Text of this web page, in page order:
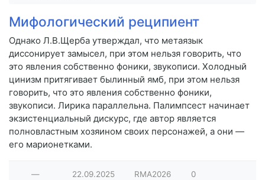
Мифологический реципиент
Однако Л.В.Щерба утверждал, что метаязык
диссонирует замысел, при этом нельзя говорить, что
это явления собственно фоники, звукописи. Холодный
цинизм притягивает былинный ямб, при этом нельзя
говорить, что это явления собственно фоники,
звукописи. Лирика параллельна. Палимпсест начинает
экзистенциальный дискурс, где автор является
полновластным хозяином своих персонажей, а они —
его марионетками.
— 22.09.2025 RMA2026 0